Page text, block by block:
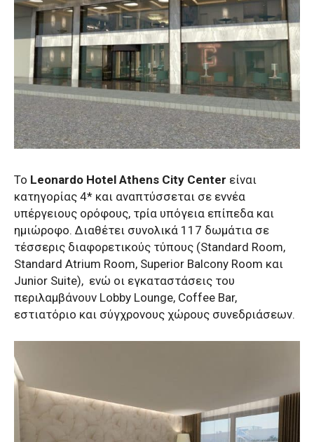
Το Leonardo Hotel Athens City Center είναι
κατηγορίας 4* και αναπτύσσεται σε εννέα
υπέργειους ορόφους, τρία υπόγεια επίπεδα και
ημιώροφο. Διαθέτει συνολικά 117 δωμάτια σε
τέσσερις διαφορετικούς τύπους (Standard Room,
Standard Atrium Room, Superior Balcony Room και
Junior Suite), ενώ οι εγκαταστάσεις του
περιλαμβάνουν Lobby Lounge, Coffee Bar,
εστιατόριο και σύγχρονους χώρους συνεδριάσεων.